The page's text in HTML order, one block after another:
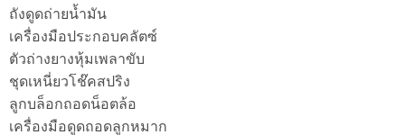
ถังดูดถ่ายน้ำมัน
เครื่องมือประกอบคลัตซ์
ตัวถ่างยางหุ้มเพลาขับ
ชุดเหนี่ยวโช๊คสปริง
ลูกบล็อกถอดน็อตล้อ
เครื่องมือดูดถอดลูกหมาก